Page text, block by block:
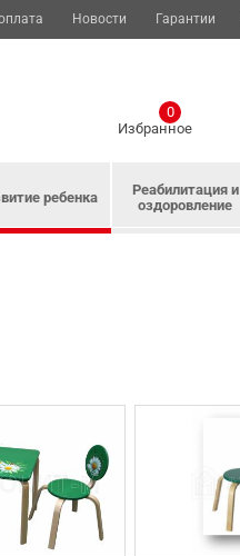
Новости Гарантии
Избранное
0
ребенка
Реабилитация и
оздоровление